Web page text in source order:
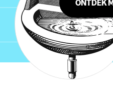
ONTDEK